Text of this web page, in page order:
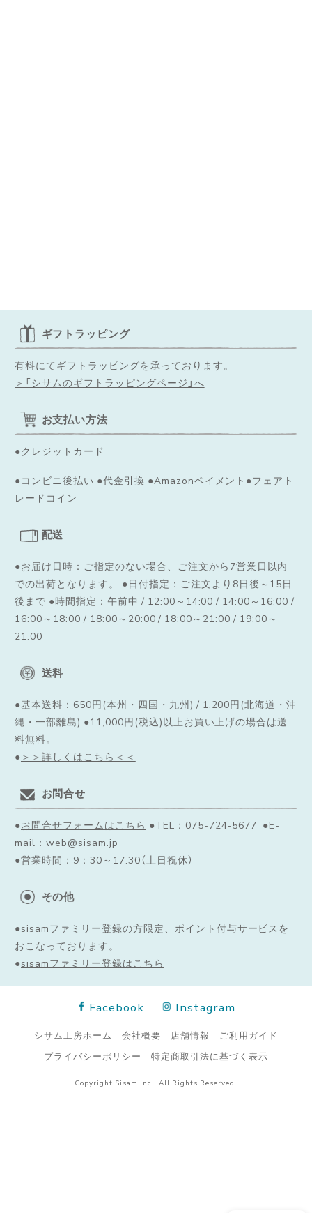
ギフトラッピング
有料にて ギフトラッピングを承っております。
＞「シサムのギフトラッピングページ」へ
お支払い方法
●クレジットカード
●コンビニ後払い ●代金引換 ●Amazonペイメント●フェアト
レードコイン
配送
●お届け日時：ご指定のない場合、ご注文から7営業日以内
での出荷となります。
●日付指定：ご注文より8日後～15日
後まで ●時間指定：午前中 / 12:00～14:00 / 14:00～16:00 /
16:00～18:00 / 18:00～20:00 / 18:00～21:00 / 19:00～
21:00
送料
●基本送料：650円(本州・四国・九州) / 1,200円(北海道・沖
縄・一部離島) ●11,000円(税込)以上お買い上げの場合は送
料無料。
● ＞＞詳しくはこちら＜＜
お問合せ
●お問合せフォームはこちら ●TEL：075-724-5677 ●E-
mail：web@sisam.jp
●営業時間：9：30～17:30（土日祝休）
その他
●sisamファミリー登録の方限定、ポイント付与サービスを
おこなっております。
●sisamファミリー登録はこちら
Facebook Instagram
シサム工房ホーム 会社概要 店舗情報
ご利用ガイド
プライバシーポリシー
特定商取引法に基づく表示
Copyright Sisam inc., All Rights Reserved.